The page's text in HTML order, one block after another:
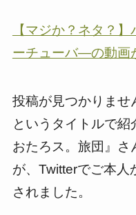
【マジか？ネタ？
ーチューバ―の動画
投稿が見つかりませ
というタイトルで紹
おたろス。旅団』さ
が、Twitterでご本人
されました。